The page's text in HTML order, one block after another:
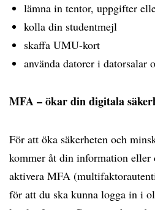
lämna in tentor, uppgifter
kolla din studentmejl
skaffa UMU-kort
använda datorer i datorsalar
MFA – ökar din digitala
För att öka säkerheten och
kommer åt din information eller
aktivera MFA
för att du ska kunna logga in i